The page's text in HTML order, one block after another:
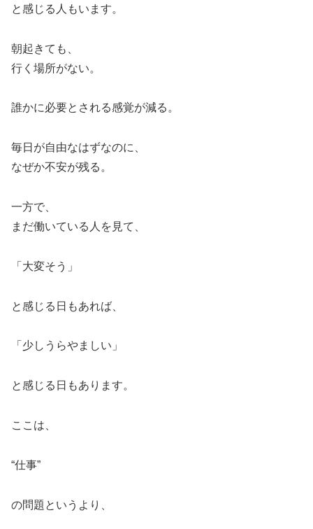
と感じる人もいます。
朝起きても、
行く場所がない。
誰かに必要とされる感覚が減る。
毎日が自由なはずなのに、
なぜか不安が残る。
一方で、
まだ働いている人を見て、
「大変そう」
と感じる日もあれば、
「少しうらやましい」
と感じる日もあります。
ここは、
“仕事”
の問題というより、